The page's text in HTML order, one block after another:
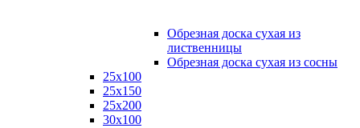
Обрезная доска сухая из
лиственницы
Обрезная доска сухая из сосны
25х100
25х150
25х200
30х100